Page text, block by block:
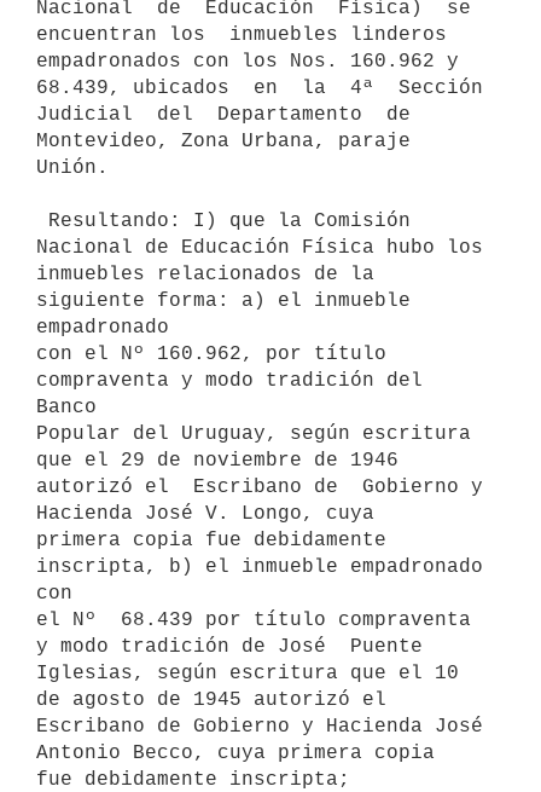
Nacional  de  Educación  Física)  se
encuentran los  inmuebles linderos
empadronados con los Nos. 160.962 y
68.439, ubicados  en  la  4ª  Sección
Judicial  del  Departamento  de
Montevideo, Zona Urbana, paraje
Unión.
Nacional de Educación Física hubo los
inmuebles relacionados de la
siguiente forma: a) el inmueble
empadronado
con el Nº 160.962, por título
compraventa y modo tradición del
Banco
Popular del Uruguay, según escritura
que el 29 de noviembre de 1946
autorizó el  Escribano de  Gobierno y
Hacienda José V. Longo, cuya
primera copia fue debidamente
inscripta, b) el inmueble empadronado
con
el Nº  68.439 por título compraventa
y modo tradición de José  Puente
Iglesias, según escritura que el 10
de agosto de 1945 autorizó el
Escribano de Gobierno y Hacienda José
Antonio Becco, cuya primera copia
fue debidamente inscripta;